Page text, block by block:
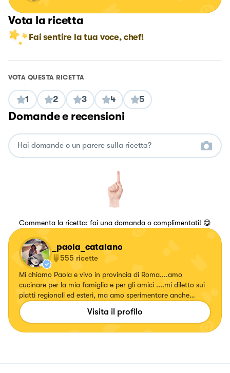
Vota la ricetta
Fai sentire la tua voce, chef!
VOTA QUESTA RICETTA
1 2 3 4 5
Domande e recensioni
Commenta la ricetta: fai una domanda o complimentati! 😋
_paola_catalano
555 ricette
Mi chiamo Paola e vivo in provincia di Roma....amo
cucinare per la mia famiglia e per gli amici ....mi diletto sui
piatti regionali ed esteri, ma amo sperimentare anche
ricette con erbe e fiori, confetture e liquori. Seguitemi!!!!
Su... #fattierifattiamodomioVisita il profilo